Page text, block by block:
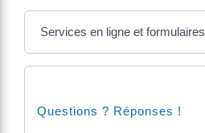
Services en ligne et formulaires
Questions ? Réponses !